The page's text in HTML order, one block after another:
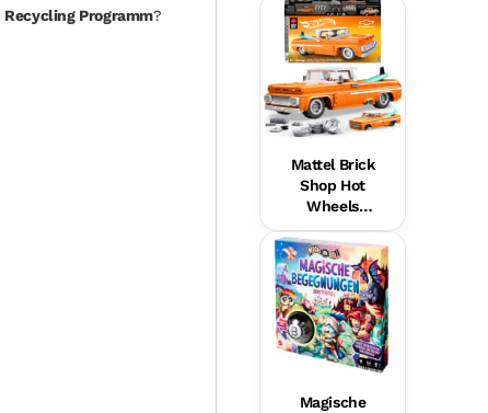
Recycling Programm?
Hundefreund
in Für Babys,
Musikalische
s
Lernspielzeu
g,
Mehrsprachi
ge Version
Mattel Brick
Shop Hot
Wheels
Custom ’62
Chevy
Pickup
Bauset (858
Teile), Für
Sammler
Magische